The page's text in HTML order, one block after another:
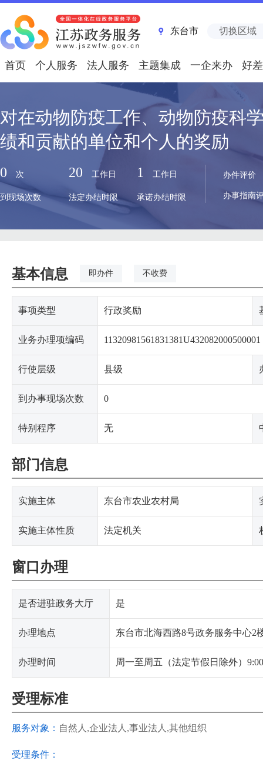
东台市 切换区域
首页 个人服务 法人服务 主题集成 一企来办 好
对在动物防疫工作、动物防疫科
绩和贡献的单位和个人的奖励
0 次
到现场次数
20 工作日
法定办结时限
1 工作日
承诺办结时限
办件评价
办事指南
基本信息 即办件 不收费
事项类型 行政奖励
业务办理项编码 11320981561831381U432082000500001
行使层级 县级
到办事现场次数 0
特别程序 无
部门信息
实施主体 东台市农业农村局
实施主体性质 法定机关
窗口办理
是否进驻政务大厅 是
办理地点 东台市北海西路8号政务服务中心2
办理时间 周一至周五（法定节假日除外）
受理标准
服务对象： 自然人,企业法人,事业法人,其他组织
受理条件：